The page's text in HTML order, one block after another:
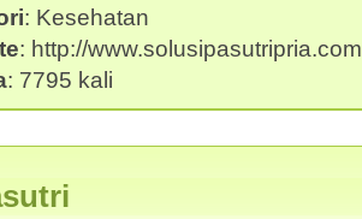
: Kesehatan
: http://www.solusipasutripria.com
: 7795 kali